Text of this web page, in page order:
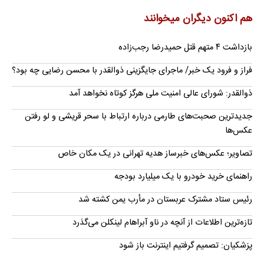
هم اکنون دیگران میخوانند
بازداشت ۴ متهم قتل حمیدرضا رجب‌زاده
فراز و فرود یک خبر/ ماجرای جایگزینی ذوالقدر با محسن رضایی چه بود؟
ذوالقدر: شورای عالی امنیت ملی هرگز کوتاه نخواهد آمد
جدیدترین صحبت‌های طارمی درباره ارتباط با سحر قریشی و لو رفتن
عکس‌ها
تصاویر؛ عکس‌های خبرساز هدیه تهرانی در یک مکان خاص
راهنمای خرید خودرو با یک میلیارد بودجه
رئیس ستاد مشترک عربستان در مأرب یمن کشته شد
تازه‌ترین اطلاعات از آنچه در ناو آبراهام لینکلن می‌گذرد
پزشکیان: تصمیم گرفتیم اینترنت باز شود